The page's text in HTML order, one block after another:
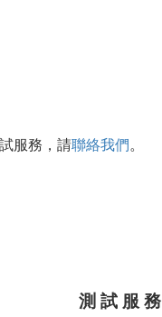
試服務， 請聯絡我們。
測 試 服 務